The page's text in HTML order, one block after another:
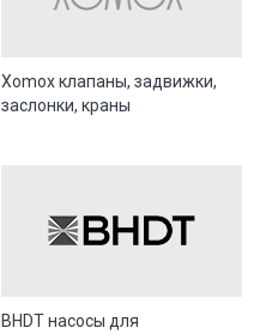
Xomox клапаны, задвижки,
заслонки, краны
BHDT насосы для